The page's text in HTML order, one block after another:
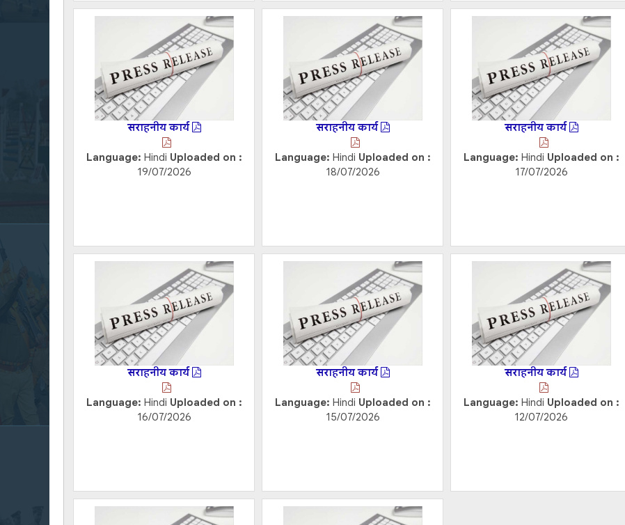
सराहनीय कार्य
Language: Hindi Uploaded on :
19/07/2026
सराहनीय कार्य
Language: Hindi Uploaded on :
18/07/2026
सराहनीय कार्य
Language: Hindi Uploaded on :
17/07/2026
सराहनीय कार्य
Language: Hindi Uploaded on :
16/07/2026
सराहनीय कार्य
Language: Hindi Uploaded on :
15/07/2026
सराहनीय कार्य
Language: Hindi Uploaded on :
12/07/2026